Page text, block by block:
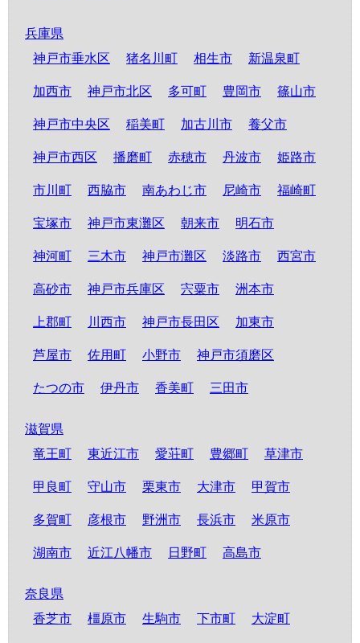
兵庫県
神戸市垂水区
猪名川町 相生市 新温泉町
加西市 神戸市北区 多可町 豊岡市 篠山市
神戸市中央区 稲美町 加古川市 養父市
神戸市西区 播磨町 赤穂市 丹波市 姫路市
市川町 西脇市 南あわじ市 尼崎市 福崎町
宝塚市 神戸市東灘区 朝来市 明石市
神河町 三木市 神戸市灘区 淡路市 西宮市
高砂市 神戸市兵庫区 宍粟市 洲本市
上郡町 川西市 神戸市長田区 加東市
芦屋市 佐用町 小野市 神戸市須磨区
たつの市 伊丹市 香美町 三田市
滋賀県
竜王町
東近江市 愛荘町 豊郷町 草津市
甲良町 守山市 栗東市 大津市 甲賀市
多賀町 彦根市 野洲市 長浜市 米原市
湖南市 近江八幡市 日野町 高島市
奈良県
香芝市
橿原市 生駒市 下市町 大淀町